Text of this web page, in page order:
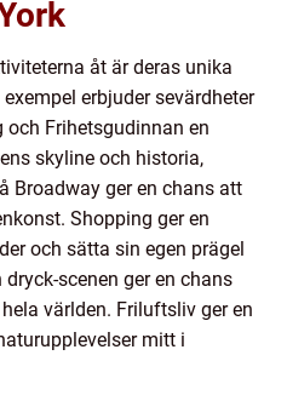
åt är deras unika
erbjuder sevärdheter
Frihetsgudinnan en
skyline och historia,
Broadway ger en chans att
Shopping ger en
och sätta sin egen prägel
scenen ger en chans
världen. Friluftsliv ger en
mitt i